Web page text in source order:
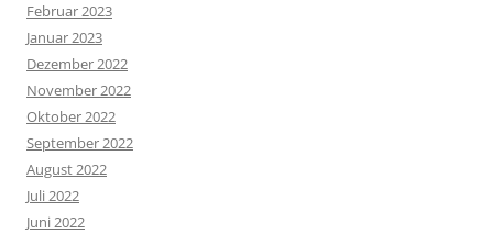
Februar 2023
Januar 2023
Dezember 2022
November 2022
Oktober 2022
September 2022
August 2022
Juli 2022
Juni 2022